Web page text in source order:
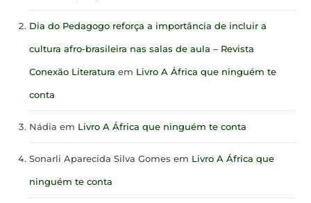
Dia do Pedagogo reforça a importância de incluir a
cultura afro-brasileira nas salas de aula – Revista
Conexão Literatura em Livro A África que ninguém te
conta
Nádia em Livro A África que ninguém te conta
Sonarli Aparecida Silva Gomes em Livro A África que
ninguém te conta